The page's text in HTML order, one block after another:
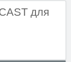
для